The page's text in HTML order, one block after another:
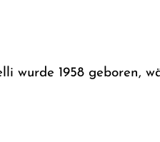
wurde 1958 geboren,